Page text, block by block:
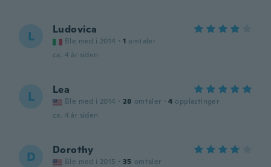
L Ludovica
Ble med i 2014 · 1 omtaler
ca. 4 år siden
L Lea
Ble med i 2014 · 28 omtaler · 4 opplastinger
ca. 4 år siden
D Dorothy
Ble med i 2015 · 35 omtaler